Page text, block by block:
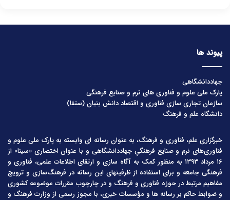
پیوند ها
جهاددانشگاهی
پارک ملی علوم و فناوری های نرم و صنایع فرهنگی
سازمان تجاری سازی فناوری و اقتصاد دانش بنیان (ستفا)
دانشگاه علم و فرهنگ
خبرگزاری علم، فناوری و فرهنگ، به عنوان رسانه ای وابسته به پارک ملی علوم و
فناوری‌های نرم و صنایع فرهنگیِ جهاددانشگاهی و با عنوان اختصاری «سینا» از
۱۶ مرداد ۱۳۹۳ به منظور کمک به آگاه سازی و ارتقای اطلاعات علمی، فناوری و
فرهنگی جامعه و برای استفاده از ظرفیتهای این رسانه در فرهنگ‌سازی و ترویج
مفاهیم مرتبط در حوزه فناوری و فرهنگ و در چارچوب مقررات موضوعه کشوری
و ضوابط حاکم بر رسانه ها و مؤسسات خبری، با مجوز رسمی از وزارت فرهنگ و